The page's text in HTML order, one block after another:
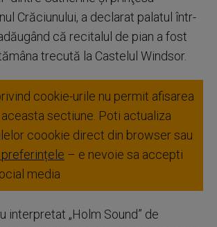
Crăciunului, a declarat palatul într-
că recitalul de pian a fost
trecută la Castelul Windsor.
cookie-urile nu permit afisarea
sectiune. Poti actualiza
coookie direct din browser sau
– e nevoie sa accepti
media
interpretat „Holm Sound” de